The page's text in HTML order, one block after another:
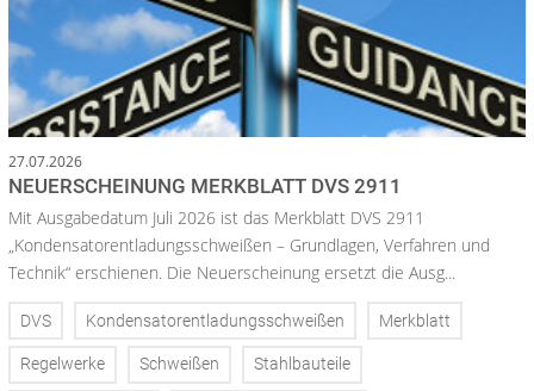
27.07.2026
NEUERSCHEINUNG MERKBLATT DVS 2911
Mit Ausgabedatum Juli 2026 ist das Merkblatt DVS 2911
„Kondensatorentladungsschweißen – Grundlagen, Verfahren und
Technik“ erschienen. Die Neuerscheinung ersetzt die Ausg...
DVS Kondensatorentladungsschweißen Merkblatt
Regelwerke Schweißen Stahlbauteile